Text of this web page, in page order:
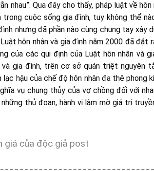
nhau”. Qua đây cho thấy, pháp luật về hôn
cuộc sống gia đình, tuy không thể
nhưng đã phần nào cùng chung tay xây
hôn nhân và gia đình năm 2000 đã đặt
của các qui định của Luật hôn nhân và
gia đình, trên cơ sở quán triệt nguyên
hậu của chế độ hôn nhân đa thê phong
vụ chung thủy của vợ chồng đối với
thủ đoạn, hành vi làm mờ giá trị
giá của độc giả post